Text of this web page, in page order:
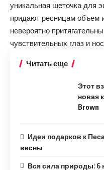
уникальная щеточка для
придают ресницам объем
невероятно
чувствительных глаз и
Читать еще
Этот
новая
Brown
Идеи подарков к
весны
Вся сила природы: 6